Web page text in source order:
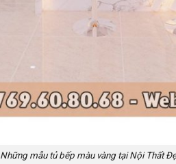
Những mẫu tủ bếp màu vàng tại Nội Thất